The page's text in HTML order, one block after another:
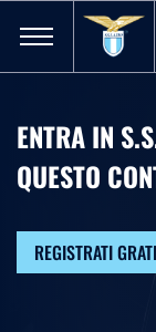
ENTRA IN
QUESTO
REGISTRATI